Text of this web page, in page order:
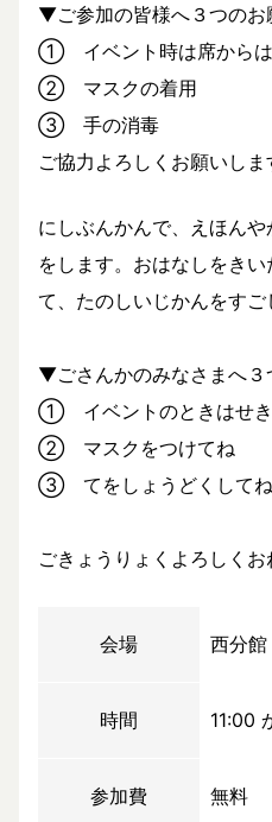
▼ご参加の皆様へ３つのお
① イベント時は席からは
② マスクの着用
③ 手の消毒
ご協力よろしくお願いしま
にしぶんかんで、えほん
をします。おはなしをき
て、たのしいじかんをすご
▼ごさんかのみなさまへ３
① イベントのときはせき
② マスクをつけてね
③ てをしょうどくしてね
ごきょうりょくよろしくお
会場 西分館
時間 11:00
参加費 無料